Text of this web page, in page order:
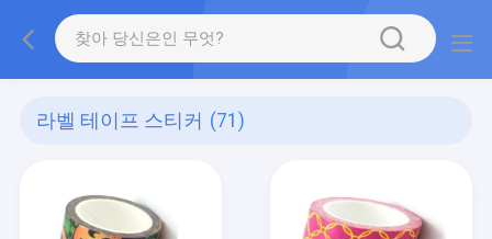
라벨 테이프 스티커 (71)